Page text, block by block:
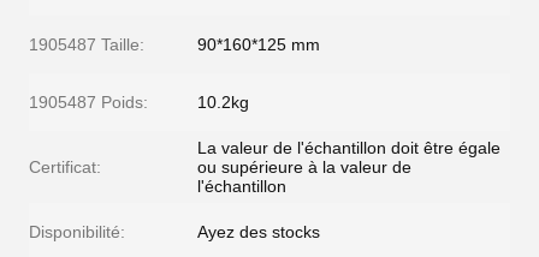
1905487 Taille: 90*160*125 mm
1905487 Poids: 10.2kg
Certificat:
La valeur de l'échantillon doit être égale
ou supérieure à la valeur de
l'échantillon
Disponibilité: Ayez des stocks